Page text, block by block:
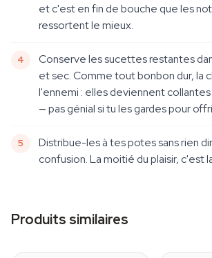
et c'est en fin de bouche que les
ressortent le mieux.
Conserve les sucettes restantes
et sec. Comme tout bonbon dur, la
l'ennemi : elles deviennent
— pas génial si tu les gardes pour
Distribue-les à tes potes sans rien
confusion. La moitié du plaisir, c'est
Produits similaires